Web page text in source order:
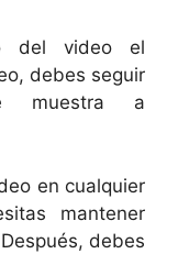
del video el
debes seguir
muestra a
en cualquier
mantener
debes